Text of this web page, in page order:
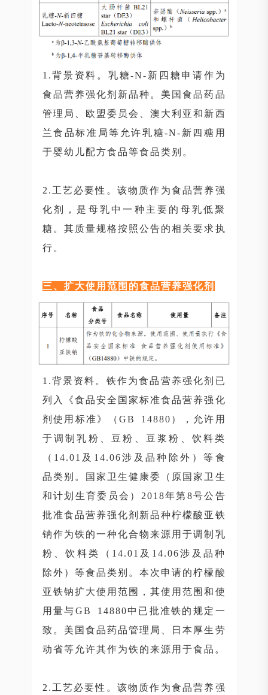
1.背景资料。乳糖-N-新四糖申请作为
食品营养强化剂新品种。美国食品药品
管理局、欧盟委员会、澳大利亚和新西
兰食品标准局等允许乳糖-N-新四糖用
于婴幼儿配方食品等食品类别。
2.工艺必要性。该物质作为食品营养强
化剂，是母乳中一种主要的母乳低聚
糖。其质量规格按照公告的相关要求执
行。
三、扩大使用范围的食品营养强化剂
1.背景资料。铁作为食品营养强化剂已
列入《食品安全国家标准食品营养强化
剂使用标准》（GB 14880），允许用
于调制乳粉、豆粉、豆浆粉、饮料类
（14.01及14.06涉及品种除外）等食
品类别。国家卫生健康委（原国家卫生
和计划生育委员会）2018年第8号公告
批准食品营养强化剂新品种柠檬酸亚铁
钠作为铁的一种化合物来源用于调制乳
粉、饮料类（14.01及14.06涉及品种
除外）等食品类别。本次申请的柠檬酸
亚铁钠扩大使用范围，其使用范围和使
用量与GB 14880中已批准铁的规定一
致。美国食品药品管理局、日本厚生劳
动省等允许其作为铁的来源用于食品。
2.工艺必要性。该物质作为食品营养强